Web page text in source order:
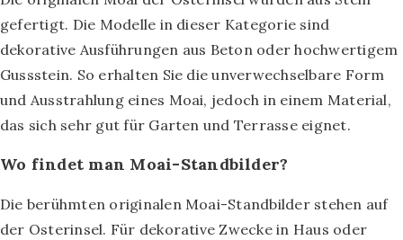
gefertigt. Die Modelle in dieser Kategorie sind
dekorative Ausführungen aus Beton oder hochwertigem
Gussstein. So erhalten Sie die unverwechselbare Form
und Ausstrahlung eines Moai, jedoch in einem Material,
das sich sehr gut für Garten und Terrasse eignet.
Wo findet man Moai-Standbilder?
Die berühmten originalen Moai-Standbilder stehen auf
der Osterinsel. Für dekorative Zwecke in Haus oder